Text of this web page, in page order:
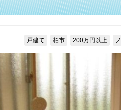
戸建て 柏市 200万円以上